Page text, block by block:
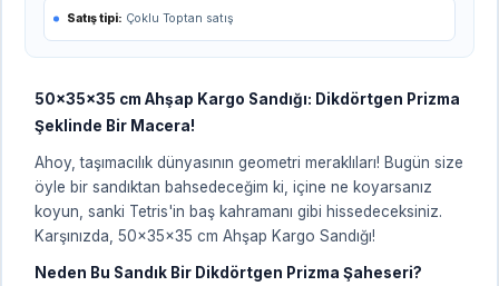
Satış tipi: Çoklu Toptan satış
50x35x35 cm Ahşap Kargo Sandığı: Dikdörtgen Prizma
Şeklinde Bir Macera!
Ahoy, taşımacılık dünyasının geometri meraklıları! Bugün size
öyle bir sandıktan bahsedeceğim ki, içine ne koyarsanız
koyun, sanki Tetris'in baş kahramanı gibi hissedeceksiniz.
Karşınızda, 50x35x35 cm Ahşap Kargo Sandığı!
Neden Bu Sandık Bir Dikdörtgen Prizma Şaheseri?